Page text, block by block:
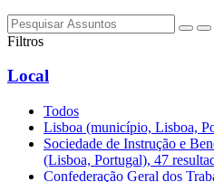
Filtros
Local
Todos
Lisboa (município, Lisboa,
Sociedade de Instrução e
(Lisboa, Portugal), 47
Confederação Geral dos